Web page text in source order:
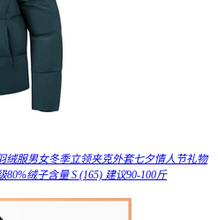
绒服男女冬季立领夹克外套七夕情人节礼物
80%绒子含量 S (165) 建议90-100斤